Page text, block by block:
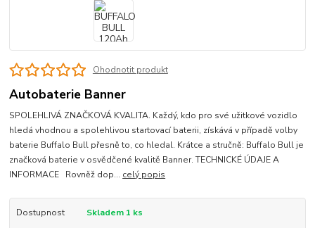
Ohodnotit produkt
Autobaterie Banner
SPOLEHLIVÁ ZNAČKOVÁ KVALITA. Každý, kdo pro své užitkové vozidlo
hledá vhodnou a spolehlivou startovací baterii, získává v případě volby
baterie Buffalo Bull přesně to, co hledal. Krátce a stručně: Buffalo Bull je
značková baterie v osvědčené kvalitě Banner. TECHNICKÉ ÚDAJE A
INFORMACE Rovněž dop... celý popis
Dostupnost Skladem 1 ks